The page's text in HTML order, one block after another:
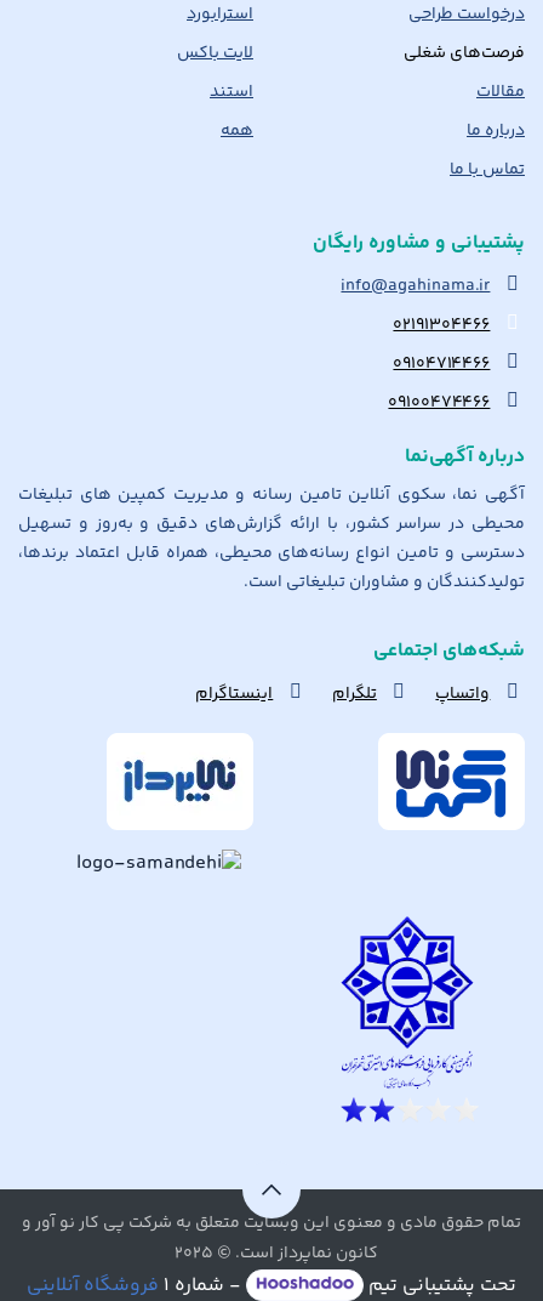
درخواست طراحی
فرصت‌های شغلی
مقالات
درباره ما
تماس با ما
استرابورد
لایت باکس
استند
همه
پشتیبانی و مشاوره رایگان
info@agahinama.ir
۰۲۱۹۱۳۰۴۴۶۶
۰۹۱۰۴۷۱۴۴۶۶
۰۹۱۰۰۴۷۴۴۶۶
درباره آگهی‌نما
آگهی نما، سکوی آنلاین تامین رسانه و مدیریت کمپین های تبلیغات
محیطی در سراسر کشور، با ارائه گزارش‌های دقیق و به‌روز و تسهیل
دسترسی و تامین انواع رسانه‌های محیطی، همراه قابل اعتماد برندها،
تولیدکنندگان و مشاوران تبلیغاتی است.
شبکه‌های اجتماعی
واتساپ تلگرام اینستاگرام
تمام حقوق مادی و معنوی این وبسایت متعلق به شرکت پی کار نو آور و
کانون نماپرداز است. © ۲۰۲۵
تحت پشتیبانی تیم - شماره ۱ فروشگاه آنلاینی